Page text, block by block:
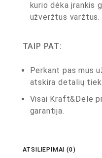
kurio dėka įrankis
užveržtus varžtus.
TAIP PAT:
Perkant pas mus
atskira detalių
Visai Kraft&Dele
garantija.
ATSILIEPIMAI (0)